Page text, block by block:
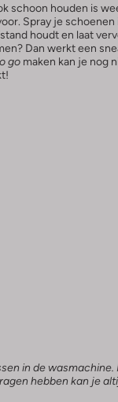
schoon houden is
Spray je
houdt en laat
Dan werkt een
go maken kan je nog
in de
hebben kan je